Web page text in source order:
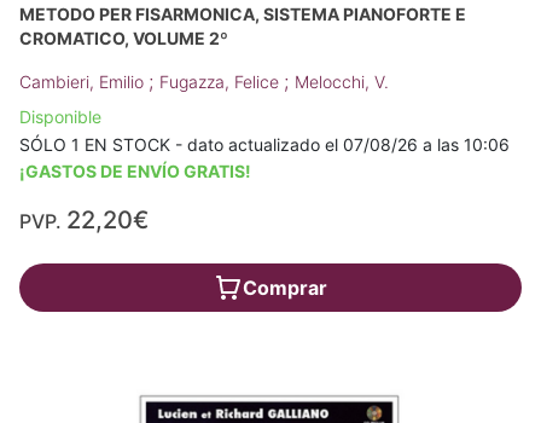
METODO PER FISARMONICA, SISTEMA PIANOFORTE E
CROMATICO, VOLUME 2º
Cambieri, Emilio ; Fugazza, Felice ; Melocchi, V.
Disponible
SÓLO 1 EN STOCK - dato actualizado el 07/08/26 a las 10:06
¡GASTOS DE ENVÍO GRATIS!
PVP. 22,20€
Comprar